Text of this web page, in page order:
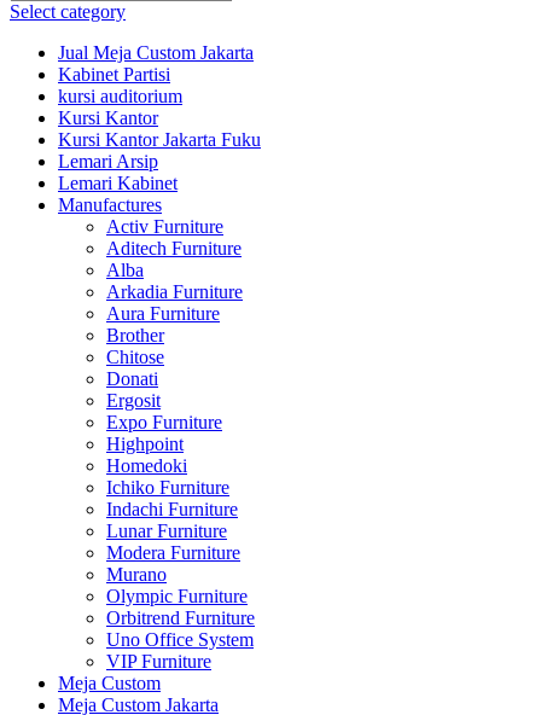
Select category
Jual Meja Custom Jakarta
Kabinet Partisi
kursi auditorium
Kursi Kantor
Kursi Kantor Jakarta Fuku
Lemari Arsip
Lemari Kabinet
Manufactures
Activ Furniture
Aditech Furniture
Alba
Arkadia Furniture
Aura Furniture
Brother
Chitose
Donati
Ergosit
Expo Furniture
Highpoint
Homedoki
Ichiko Furniture
Indachi Furniture
Lunar Furniture
Modera Furniture
Murano
Olympic Furniture
Orbitrend Furniture
Uno Office System
VIP Furniture
Meja Custom
Meja Custom Jakarta